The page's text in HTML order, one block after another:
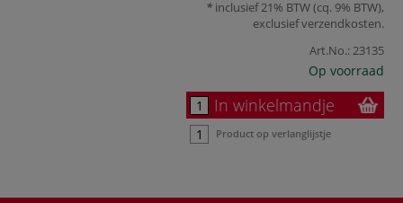
inclusief 21% BTW (cq. 9% BTW),
exclusiefverzendkosten.
Art.No.:23135
Op voorraad
In winkelmandje
Product op verlanglijstje